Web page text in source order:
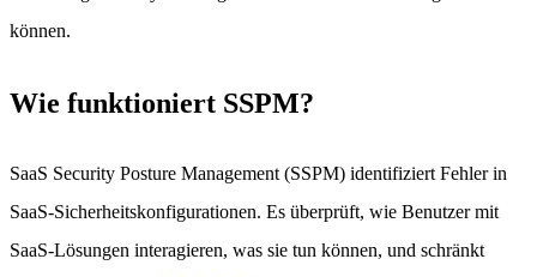
können.
Wie funktioniert SSPM?
SaaS Security Posture Management (SSPM) identifiziert Fehler in
SaaS-Sicherheitskonfigurationen. Es überprüft, wie Benutzer mit
SaaS-Lösungen interagieren, was sie tun können, und schränkt